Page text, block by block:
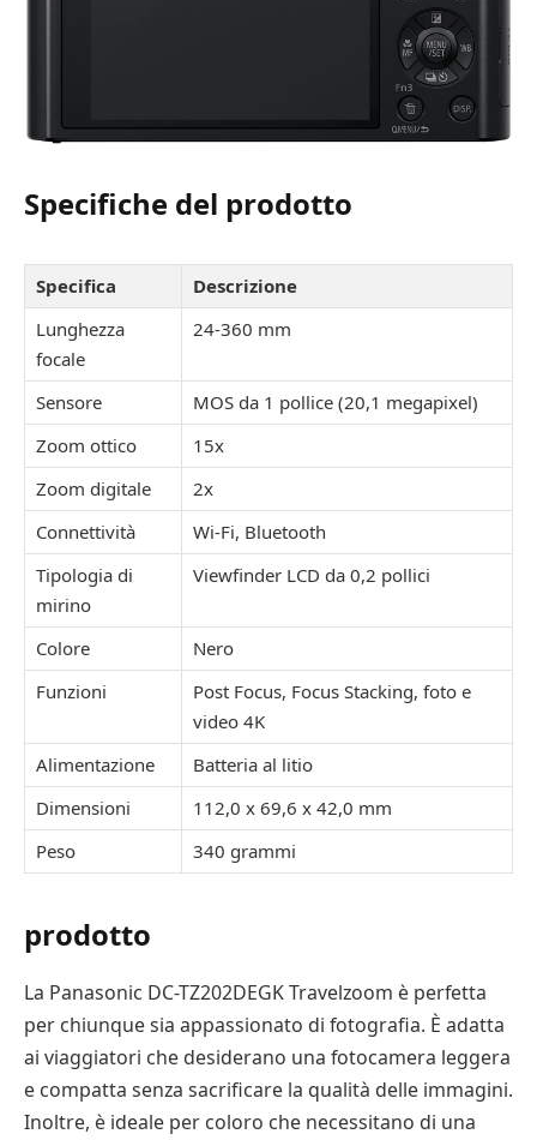
Specifiche del prodotto
Specifica
Descrizione
Lunghezza
focale
24-360 mm
Sensore
MOS da 1 pollice (20,1 megapixel)
Zoom ottico
15x
Zoom digitale
2x
Connettività
Wi-Fi, Bluetooth
Tipologia di
mirino
Viewfinder LCD da 0,2 pollici
Colore
Nero
Funzioni
Post Focus, Focus Stacking, foto e
video 4K
Alimentazione
Batteria al litio
Dimensioni
112,0 x 69,6 x 42,0 mm
Peso
340 grammi
prodotto
La Panasonic DC-TZ202DEGK Travelzoom è perfetta
per chiunque sia appassionato di fotografia. È adatta
ai viaggiatori che desiderano una fotocamera leggera
e compatta senza sacrificare la qualità delle immagini.
Inoltre, è ideale per coloro che necessitano di una